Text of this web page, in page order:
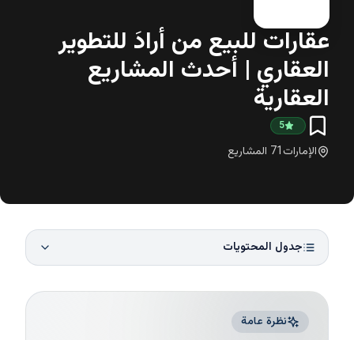
عقارات للبيع من أرادَ للتطوير
العقاري | أحدث المشاريع
العقارية
5
الإمارات71 المشاريع
جدول المحتويات
نظرة عامة